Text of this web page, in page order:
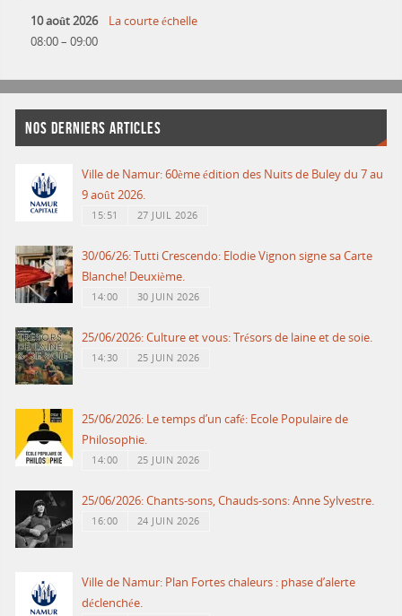
10 août 2026
08:00– 09:00
La courte échelle
NOS DERNIERS ARTICLES
Ville de Namur: 60ème édition des Nuits de Buley du 7 au
9 août 2026.
15:51 27 JUIL 2026
30/06/26: Tutti Crescendo: Elodie Vignon signe sa Carte
Blanche! Deuxième.
14:00 30 JUIN 2026
25/06/2026: Culture et vous: Trésors de laine et de soie.
14:30 25 JUIN 2026
25/06/2026: Le temps d’un café: Ecole Populaire de
Philosophie.
14:00 25 JUIN 2026
25/06/2026: Chants-sons, Chauds-sons: Anne Sylvestre.
16:00 24 JUIN 2026
Ville de Namur: Plan Fortes chaleurs : phase d’alerte
déclenchée.